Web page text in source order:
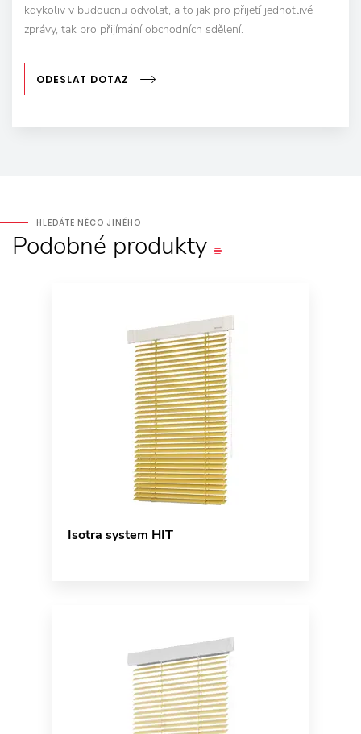
kdykoliv v budoucnu odvolat, a to jak pro přijetí jednotlivé
zprávy, tak pro přijímání obchodních sdělení.
ODESLAT DOTAZ
HLEDÁTE NĚCO JINÉHO
Podobné produkty
Isotra system HIT